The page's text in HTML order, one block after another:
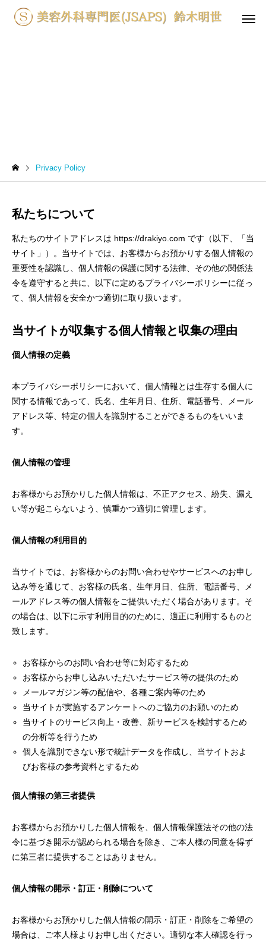
Privacy Policy
私たちについて
私たちのサイトアドレスは https://drakiyo.com です（以下、「当
サイト」）。当サイトでは、お客様からお預かりする個人情報の
重要性を認識し、個人情報の保護に関する法律、その他の関係法
令を遵守すると共に、以下に定めるプライバシーポリシーに従っ
て、個人情報を安全かつ適切に取り扱います。
当サイトが収集する個人情報と収集の理由
個人情報の定義
本プライバシーポリシーにおいて、個人情報とは生存する個人に
関する情報であって、氏名、生年月日、住所、電話番号、メール
アドレス等、特定の個人を識別することができるものをいいま
す。
個人情報の管理
お客様からお預かりした個人情報は、不正アクセス、紛失、漏え
い等が起こらないよう、慎重かつ適切に管理します。
個人情報の利用目的
当サイトでは、お客様からのお問い合わせやサービスへのお申し
込み等を通じて、お客様の氏名、生年月日、住所、電話番号、メ
ールアドレス等の個人情報をご提供いただく場合があります。そ
の場合は、以下に示す利用目的のために、適正に利用するものと
致します。
お客様からのお問い合わせ等に対応するため
お客様からお申し込みいただいたサービス等の提供のため
メールマガジン等の配信や、各種ご案内等のため
当サイトが実施するアンケートへのご協力のお願いのため
当サイトのサービス向上・改善、新サービスを検討するため
の分析等を行うため
個人を識別できない形で統計データを作成し、当サイトおよ
びお客様の参考資料とするため
個人情報の第三者提供
お客様からお預かりした個人情報を、個人情報保護法その他の法
令に基づき開示が認められる場合を除き、ご本人様の同意を得ず
に第三者に提供することはありません。
個人情報の開示・訂正・削除について
お客様からお預かりした個人情報の開示・訂正・削除をご希望の
場合は、ご本人様よりお申し出ください。適切な本人確認を行っ